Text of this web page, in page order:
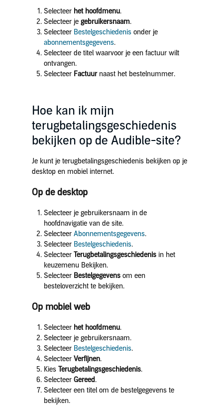
Selecteerhet hoofdmenu.
Selecteer je gebruikersnaam.
Selecteer Bestelgeschiedenis onder je
abonnementsgegevens.
Selecteer de titel waarvoor je een factuur wilt
ontvangen.
Selecteer Factuur naast het bestelnummer.
Hoe kan ik mijn
terugbetalingsgeschiedenis
bekijken op de Audible-site?
Je kunt je terugbetalingsgeschiedenis bekijken op je
desktop en mobiel internet.
Op de desktop
Selecteer je gebruikersnaam in de
hoofdnavigatie van de site.
Selecteer Abonnementsgegevens.
Selecteer Bestelgeschiedenis.
Selecteer Terugbetalingsgeschiedenis in het
keuzemenu Bekijken.
Selecteer Bestelgegevensom een
besteloverzicht te bekijken.
Op mobiel web
Selecteerhet hoofdmenu.
Selecteer je gebruikersnaam.
Selecteer Bestelgeschiedenis.
Selecteer Verfijnen.
Kies Terugbetalingsgeschiedenis.
Selecteer Gereed.
Selecteer een titel om de bestelgegevens te
bekijken.